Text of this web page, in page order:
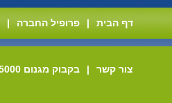
דף הבית | פרופיל החברה |
צור קשר | בקבוק מגנום 5000מ"ל